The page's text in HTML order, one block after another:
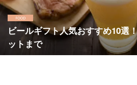
ビールギフト人気おすすめ10選
ットまで